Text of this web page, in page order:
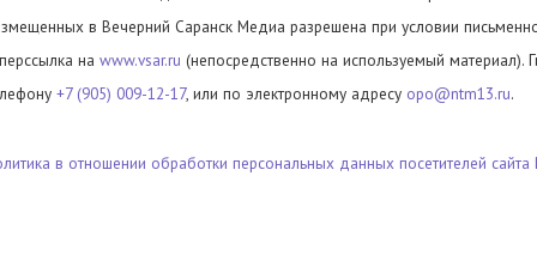
в Вечерний Саранск Медиа разрешена при условии
на www.vsar.ru (непосредственно на используемый материал).
+7 (905) 009-12-17, или по электронному адресу opo@ntm13.ru.
в отношении обработки персональных данных посетителей